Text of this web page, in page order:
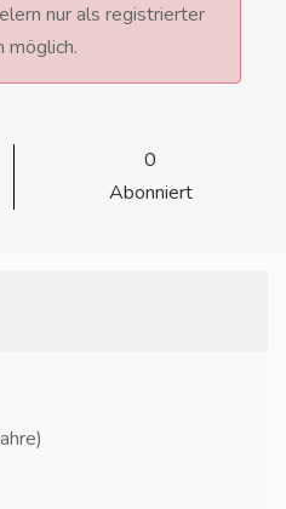
nur als registrierter
möglich.
0
Abonniert